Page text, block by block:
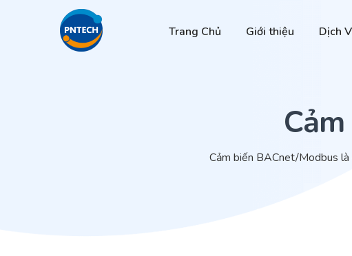
Trang Chủ Giới thiệu Dịch
Cảm biến BACnet/Modbus